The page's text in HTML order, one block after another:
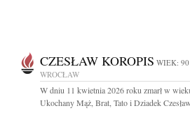
CZESŁAW KOROPIS WIEK: 90
WROCŁAW
W dniu 11 kwietnia 2026 roku zmarł w
Ukochany Mąż, Brat, Tato i Dziadek